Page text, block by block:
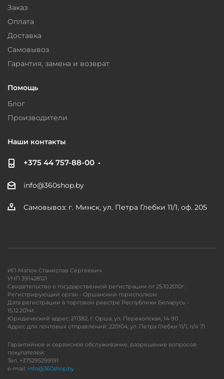
Заказ
Оплата
Доставка
Самовывоз
Гарантия, замена и возврат
Помощь
Блог
Производители
Наши контакты
+375 44 757-88-00
info@360shop.by
Самовывоз: г. Минск, ул. Петра Глебки 11/1, оф. 205
ИП Матюк Станислав Сергеевич
УНП 391428121
Свидетельство о государственной регистрации от 25.10.2010г.
Регистрирующий орган - Оршанский горисполком
Дата регистрации в торговом реестре Республики Беларусь -
15.12.2014г.
Юридический адрес: 211382, г. Орша, ул. Перекопская, 14-90
Адрес для почтовых отправлений: 220104, ул. Петра Глебки 11/1, п/я 71
Гарантийное и сервисное обслуживание, разрешение вопросов
покупателей:
Тел. +375295299191
e-mail: info@360shop.by